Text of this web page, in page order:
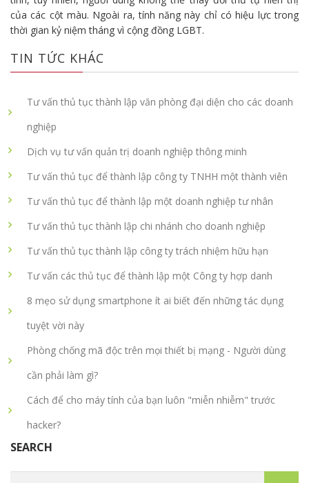
của các cột màu. Ngoài ra, tính năng này chỉ có hiệu lực trong
thời gian kỷ niệm tháng vì cộng đồng LGBT.
TIN TỨC KHÁC
Tư vấn thủ tục thành lập văn phòng đại diện cho các doanh
nghiệp
Dịch vụ tư vấn quản trị doanh nghiệp thông minh
Tư vấn thủ tục để thành lập công ty TNHH một thành viên
Tư vấn thủ tục để thành lập một doanh nghiệp tư nhân
Tư vấn thủ tục thành lập chi nhánh cho doanh nghiệp
Tư vấn thủ tục thành lập công ty trách nhiệm hữu hạn
Tư vấn các thủ tục để thành lập một Công ty hợp danh
8 mẹo sử dụng smartphone ít ai biết đến những tác dụng
tuyệt vời này
Phòng chống mã độc trên mọi thiết bị mạng - Người dùng
cần phải làm gì?
Cách để cho máy tính của bạn luôn "miễn nhiễm" trước
hacker?
SEARCH